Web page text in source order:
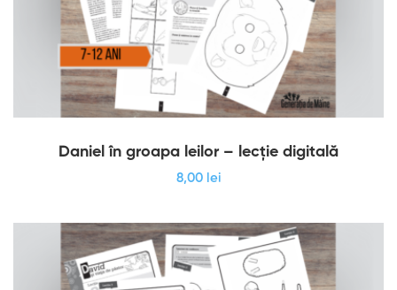
Daniel în groapa leilor – lecție digitală
8,00 lei